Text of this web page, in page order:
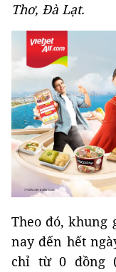
Thơ, Đà Lạt.
Theo đó, khung
nay đến hết
chỉ từ 0 đồng